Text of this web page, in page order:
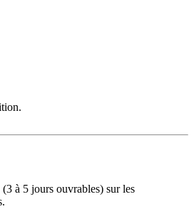
à 5 jours ouvrables) sur les